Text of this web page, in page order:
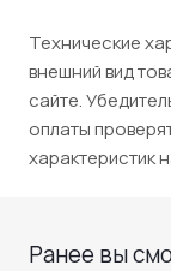
Технические
внешний вид
сайте.
оплаты
характеристик
Ранее вы